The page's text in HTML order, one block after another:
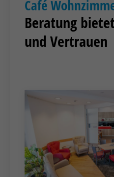
Café
Beratung
und Vertrauen